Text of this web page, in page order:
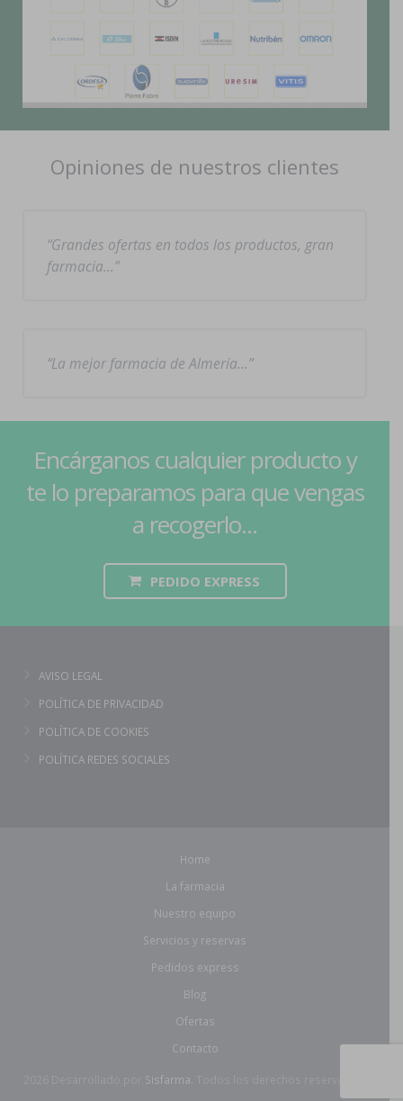
Opiniones de nuestros clientes
Grandes ofertas en todos los productos, gran
farmacia…
La mejor farmacia de Almería…
Encárganos cualquier producto y
te lo preparamos para que vengas
a recogerlo...
PEDIDO EXPRESS
AVISO LEGAL
POLÍTICA DE PRIVACIDAD
POLÍTICA DE COOKIES
POLÍTICA REDES SOCIALES
Home
La farmacia
Nuestro equipo
Servicios y reservas
Pedidos express
Blog
Ofertas
Contacto
Sisfarma.